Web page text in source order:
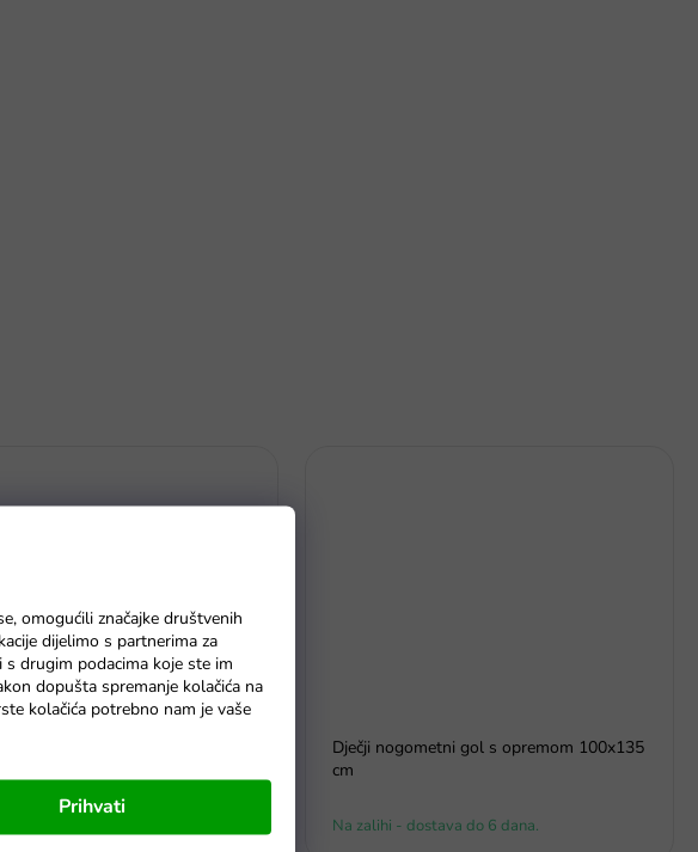
omogućili značajke društvenih
dijelimo s partnerima za
drugim podacima koje ste im
dopušta spremanje kolačića na
kolačića potrebno nam je vaše
Prihvati
Dječji nogometni gol s opremom 100x135
cm
Na zalihi - dostava do 6 dana.